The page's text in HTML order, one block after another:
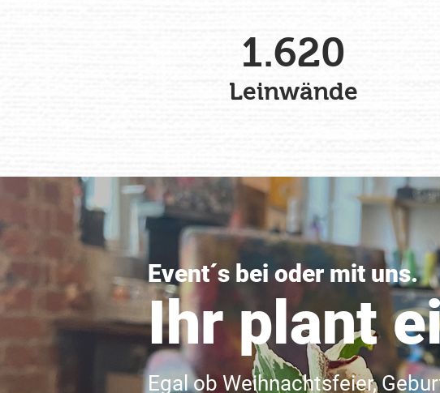
1.620
Leinwände
Event´s bei oder mit uns.
Ihr plant
Egal ob Weihnachtsfeier,